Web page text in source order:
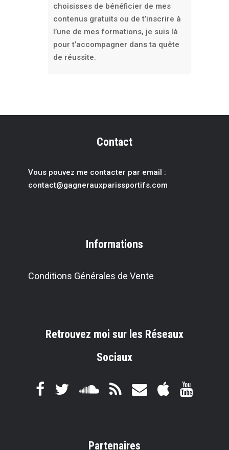
choisisses de bénéficier de mes
contenus gratuits ou de t’inscrire à
l’une de mes formations, je suis là
pour t’accompagner dans ta quête
de réussite.
Contact
Vous pouvez me contacter par email :
contact@gagnerauxparissportifs.com
Informations
Conditions Générales de Vente
Retrouvez moi sur les Réseaux
Sociaux
Partenaires